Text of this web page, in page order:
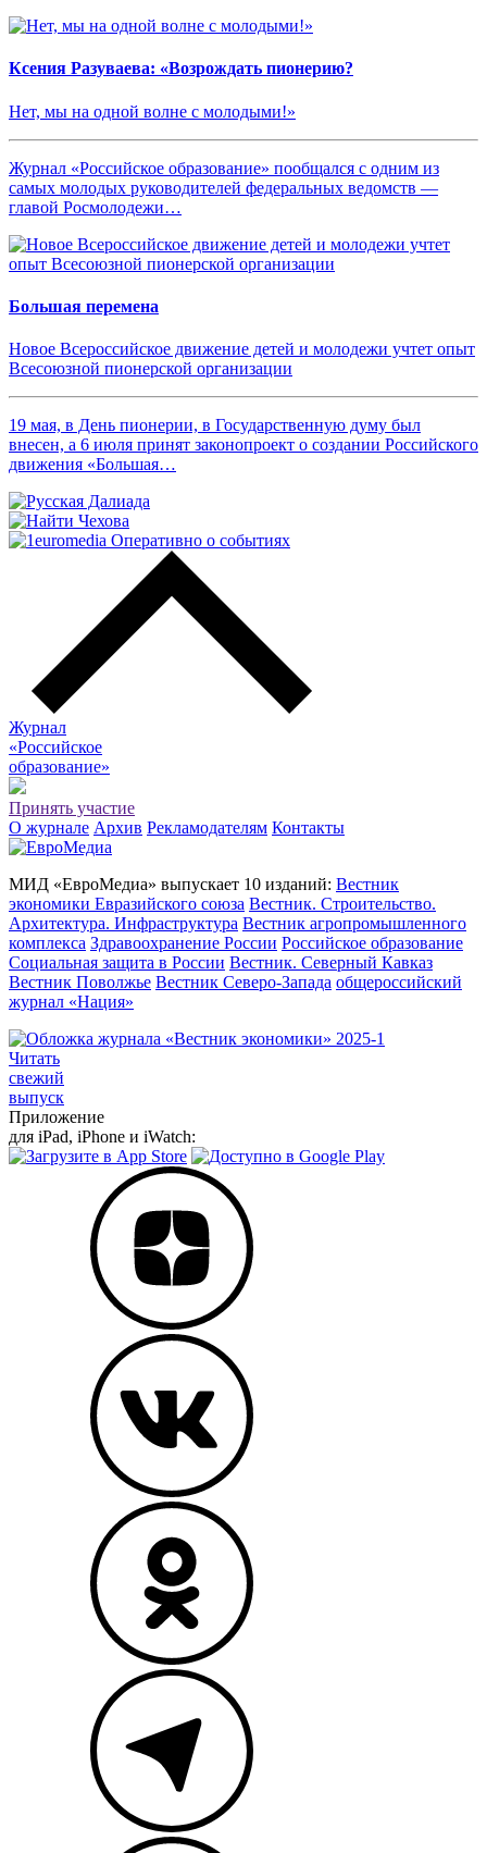
Ксения Разуваева: «Возрождать пионерию?
Нет, мы на одной волне с молодыми!»
Журнал «Российское образование» пообщался с одним из
самых молодых руководителей федеральных ведомств —
главой Росмолодежи…
Большая перемена
Новое Всероссийское движение детей и молодежи учтет опыт
Всесоюзной пионерской организации
19 мая, в День пионерии, в Государственную думу был
внесен, а 6 июля принят законопроект о создании Российского
движения «Большая…
Журнал
«Российское
образование»
Принять участие
О журнале Архив Рекламодателям Контакты
МИД «ЕвроМедиа» выпускает 10 изданий: Вестник
экономики Евразийского союза Вестник. Строительство.
Архитектура. Инфраструктура Вестник агропромышленного
комплекса Здравоохранение России Российское образование
Социальная защита в России Вестник. Северный Кавказ
Вестник Поволжье Вестник Северо-Запада общероссийский
журнал «Нация»
Читать
свежий
выпуск
Приложение
для iPad, iPhone и iWatch: